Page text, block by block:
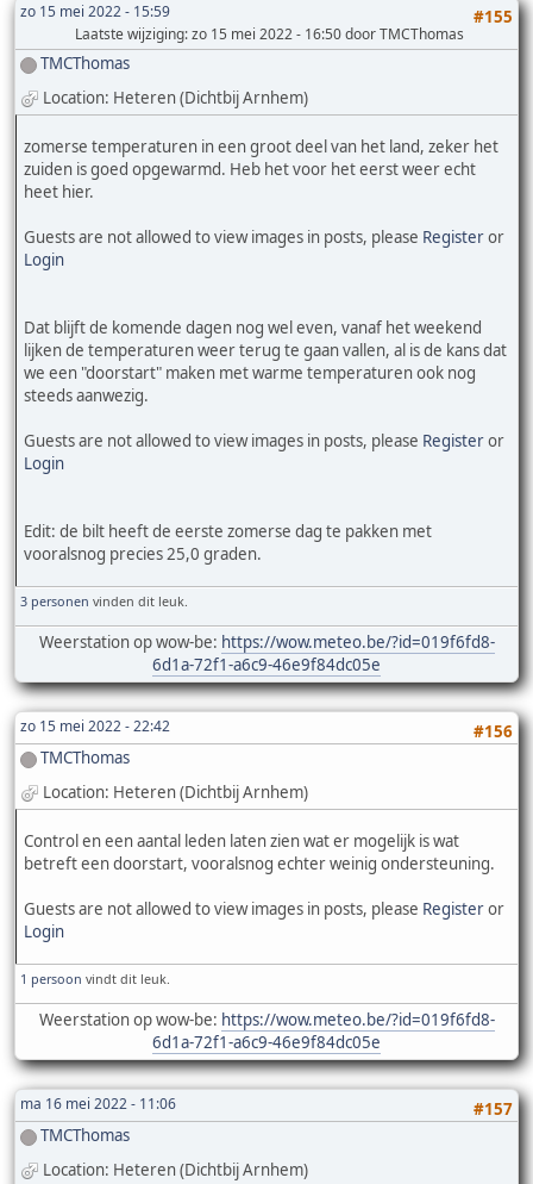
zo 15 mei 2022 - 15:59 #155
Laatste wijziging: zo 15 mei 2022 - 16:50 door TMCThomas
TMCThomas
Location: Heteren (Dichtbij Arnhem)
zomerse temperaturen in een groot deel van het land, zeker het
zuiden is goed opgewarmd. Heb het voor het eerst weer echt
heet hier.
Guests are not allowed to view images in posts, please Registeror
Login
Dat blijft de komende dagen nog wel even, vanaf het weekend
lijken de temperaturen weer terug te gaan vallen, al is de kans dat
we een "doorstart" maken met warme temperaturen ook nog
steeds aanwezig.
Guests are not allowed to view images in posts, please Registeror
Login
Edit: de bilt heeft de eerste zomerse dag te pakken met
vooralsnog precies 25,0 graden.
3 personen vinden dit leuk.
Weerstation op wow-be: https://wow.meteo.be/?id=019f6fd8-
6d1a-72f1-a6c9-46e9f84dc05e
zo 15 mei 2022 - 22:42
#156
TMCThomas
Location: Heteren (Dichtbij Arnhem)
Control en een aantal leden laten zien wat er mogelijk is wat
betreft een doorstart, vooralsnog echter weinig ondersteuning.
Guests are not allowed to view images in posts, please Registeror
Login
1 persoon vindt dit leuk.
Weerstation op wow-be: https://wow.meteo.be/?id=019f6fd8-
6d1a-72f1-a6c9-46e9f84dc05e
ma 16 mei 2022 - 11:06
#157
TMCThomas
Location: Heteren (Dichtbij Arnhem)